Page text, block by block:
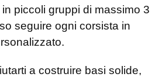
piccoli gruppi di massimo 3
seguire ogni corsista in
a costruire basi solide,